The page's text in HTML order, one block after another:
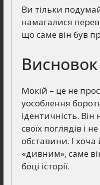
Ви тільки
намагалися
що саме він був
Висновок
Мокій – це не
уособлення
ідентичність. Він
своїх поглядів і
обставини. І хоча
«дивним», саме
боці історії.